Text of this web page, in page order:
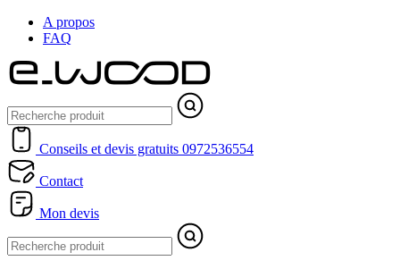
A propos
FAQ
Conseils et devis gratuits 0972536554
Contact
Mon devis